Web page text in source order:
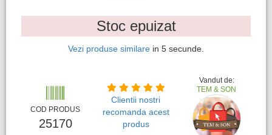
Stoc epuizat
Vezi produse similare in 4 secunde.
COD PRODUS
25170
Clientii nostri
recomanda acest
produs
Vandut de:
TEM & SON